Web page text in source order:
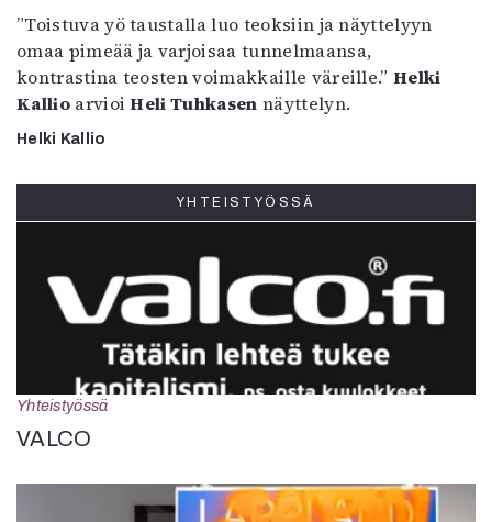
”Toistuva yö taustalla luo teoksiin ja näyttelyyn
omaa pimeää ja varjoisaa tunnelmaansa,
kontrastina teosten voimakkaille väreille.”Helki
KallioarvioiHeli Tuhkasen näyttelyn.
Helki Kallio
YHTEISTYÖSSÄ
Yhteistyössä
VALCO